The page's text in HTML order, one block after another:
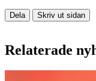
Dela Skriv ut sidan
Relaterade